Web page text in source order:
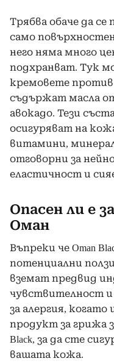
Трябва обаче да
само
него няма много
подхранват. Тук
кремовете против
съдържат масла
авокадо. Тези
осигуряват на
витамини,
отговорни за
еластичност и
Опасен ли е
Оман
Въпреки че Oman
потенциални
вземат предвид
чувствителност
за алергия, когато
продукт за грижа
Black, за да сте
вашата кожа.